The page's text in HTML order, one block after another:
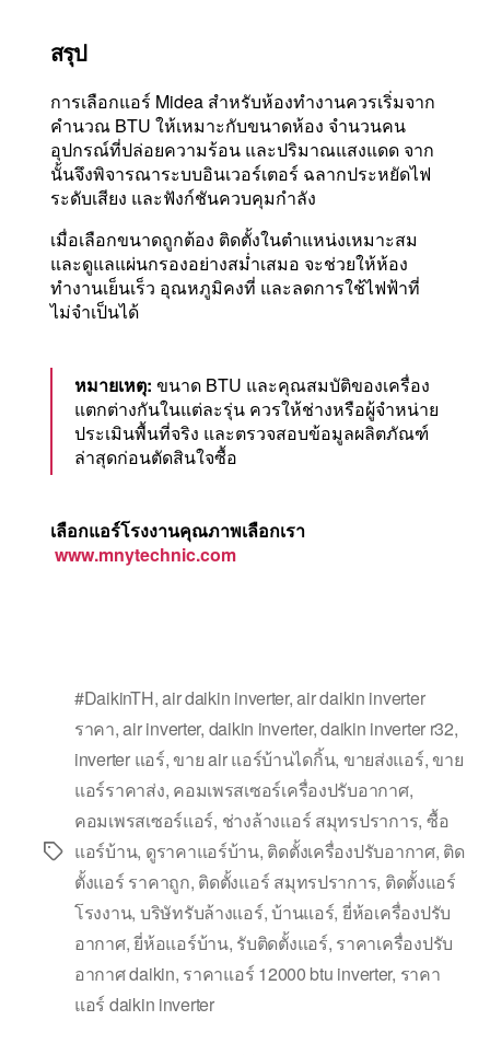
สรุป
การเลือกแอร์ Midea สำหรับห้องทำงานควรเริ่มจาก
คำนวณ BTU ให้เหมาะกับขนาดห้อง จำนวนคน
อุปกรณ์ที่ปล่อยความร้อน และปริมาณแสงแดด จาก
นั้นจึงพิจารณาระบบอินเวอร์เตอร์ ฉลากประหยัดไฟ
ระดับเสียง และฟังก์ชันควบคุมกำลัง
เมื่อเลือกขนาดถูกต้อง ติดตั้งในตำแหน่งเหมาะสม
และดูแลแผ่นกรองอย่างสม่ำเสมอ จะช่วยให้ห้อง
ทำงานเย็นเร็ว อุณหภูมิคงที่ และลดการใช้ไฟฟ้าที่
ไม่จำเป็นได้
หมายเหตุ: ขนาด BTU และคุณสมบัติของเครื่อง
แตกต่างกันในแต่ละรุ่น ควรให้ช่างหรือผู้จำหน่าย
ประเมินพื้นที่จริง และตรวจสอบข้อมูลผลิตภัณฑ์
ล่าสุดก่อนตัดสินใจซื้อ
เลือกแอร์โรงงานคุณภาพเลือกเรา
www.mnytechnic.com
#DaikinTH,air daikin inverter,air daikin inverter
ราคา,air inverter, daikin inverter,daikin inverter r32,
inverter แอร์,ขาย air แอร์บ้านไดกิ้น, ขายส่งแอร์,ขาย
แอร์ราคาส่ง, คอมเพรสเซอร์เครื่องปรับอากาศ,
คอมเพรสเซอร์แอร์, ช่างล้างแอร์ สมุทรปราการ, ซื้อ
แอร์บ้าน, ดูราคาแอร์บ้าน, ติดตั้งเครื่องปรับอากาศ, ติด
ตั้งแอร์ ราคาถูก, ติดตั้งแอร์ สมุทรปราการ, ติดตั้งแอร์
โรงงาน, บริษัทรับล้างแอร์,บ้านแอร์, ยี่ห้อเครื่องปรับ
อากาศ,ยี่ห้อแอร์บ้าน, รับติดตั้งแอร์, ราคาเครื่องปรับ
อากาศ daikin, ราคาแอร์ 12000 btu inverter, ราคา
แอร์ daikin inverter